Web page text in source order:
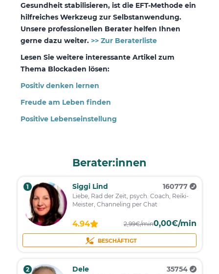
Gesundheit stabilisieren, ist die EFT-Methode ein
hilfreiches Werkzeug zur Selbstanwendung.
Unsere professionellen Berater helfen Ihnen
gerne dazu weiter. >> Zur Beraterliste
Lesen Sie weitere interessante Artikel zum
Thema Blockaden lösen:
Positiv denken lernen
Freude am Leben finden
Positive Lebenseinstellung
Berater:innen
1 Siggi Lind 160777
Liebe, Rad der Zeit, psych. Coach, Reiki-
Meister, Channeling per Chat
4.94 2,99€/min0,00€/min
BESCHÄFTIGT
2 Dele 35754